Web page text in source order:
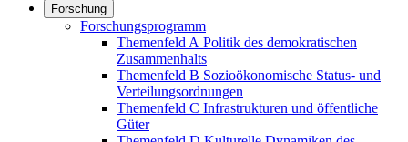
Forschung
Links in diesem Bereich anzeigen
Forschungsprogramm
Themenfeld A Politik des demokratischen
Zusammenhalts
Themenfeld B Sozioökonomische Status- und
Verteilungsordnungen
Themenfeld C Infrastrukturen und öffentliche
Güter